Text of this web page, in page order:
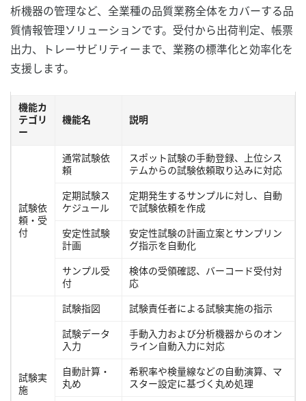
析機器の管理など、全業種の品質業務全体をカバーする品
質情報管理ソリューションです。受付から出荷判定、帳票
出力、トレーサビリティーまで、業務の標準化と効率化を
支援します。
機能カ
テゴリ
ー
機能名 説明
試験依
頼・受
付
通常試験依
頼
スポット試験の手動登録、上位シス
テムからの試験依頼取り込みに対応
定期試験ス
ケジュール
定期発生するサンプルに対し、自動
で試験依頼を作成
安定性試験
計画
安定性試験の計画立案とサンプリン
グ指示を自動化
サンプル受
付
検体の受領確認、バーコード受付対
応
試験実
施
試験指図
試験責任者による試験実施の指示
試験データ
入力
手動入力および分析機器からのオン
ライン自動入力に対応
自動計算・
丸め
希釈率や検量線などの自動演算、マ
スター設定に基づく丸め処理